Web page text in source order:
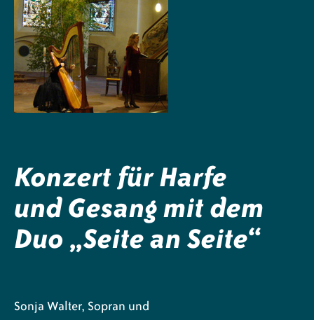
Konzert für Harfe
und Gesang mit dem
Duo „Seite an Seite“
Sonja Walter, Sopran und